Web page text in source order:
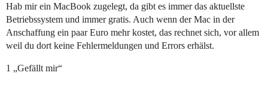
Hab mir ein MacBook zugelegt, da gibt es immer das aktuellste
Betriebssystem und immer gratis. Auch wenn der Mac in der
Anschaffung ein paar Euro mehr kostet, das rechnet sich, vor allem
weil du dort keine Fehlermeldungen und Errors erhälst.
1 „Gefällt mir“